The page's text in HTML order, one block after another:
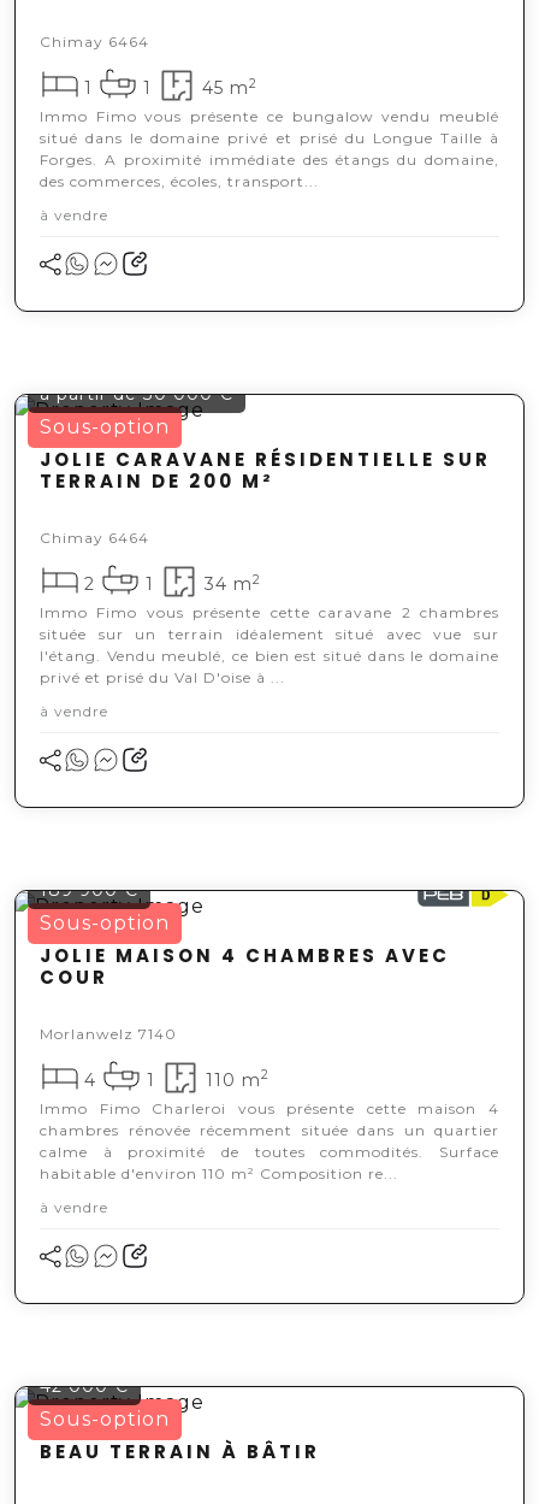
Chimay 6464
1 1 45 m2
Immo Fimo vous présente ce bungalow vendu meublé
situé dans le domaine privé et prisé du Longue Taille à
Forges. A proximité immédiate des étangs du domaine,
des commerces, écoles, transport...
à vendre
Sous-option
à partir de 30 000 €
JOLIE CARAVANE RÉSIDENTIELLE SUR
TERRAIN DE 200 M²
Chimay 6464
2 1 34 m2
Immo Fimo vous présente cette caravane 2 chambres
située sur un terrain idéalement situé avec vue sur
l'étang. Vendu meublé, ce bien est situé dans le domaine
privé et prisé du Val D'oise à ...
à vendre
Sous-option
189 900 €
JOLIE MAISON 4 CHAMBRES AVEC
COUR
Morlanwelz 7140
4 1 110 m2
Immo Fimo Charleroi vous présente cette maison 4
chambres rénovée récemment située dans un quartier
calme à proximité de toutes commodités. Surface
habitable d'environ 110 m² Composition re...
à vendre
Sous-option
42 000 €
BEAU TERRAIN À BÂTIR